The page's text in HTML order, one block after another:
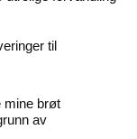
til
mine brøt
av